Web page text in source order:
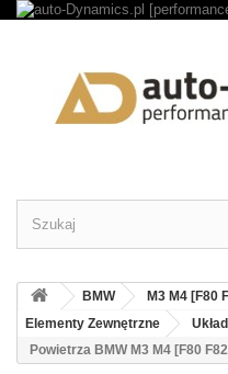
BMW M3 M4 [F80
Elementy Zewnętrzne
Powietrza BMW M3 M4 [F80